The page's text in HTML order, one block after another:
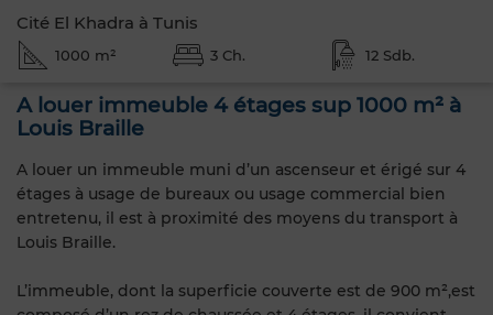
Cité El Khadra à Tunis
1000 m² 3 Ch. 12 Sdb.
A louer immeuble 4 étages sup 1000 m² à
Louis Braille
A louer un immeuble muni d’un ascenseur et érigé sur 4
étages à usage de bureaux ou usage commercial bien
entretenu, il est à proximité des moyens du transport à
Louis Braille.
L’immeuble, dont la superficie couverte est de 900 m²,est